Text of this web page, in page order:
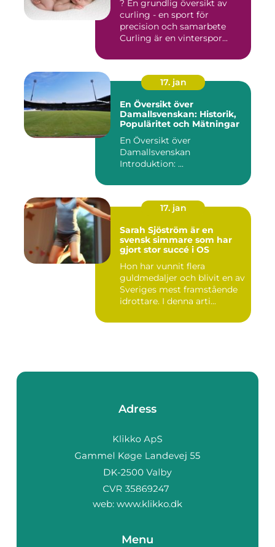
? En grundlig översikt av
curling - en sport för
precision och samarbete
Curling är en vinterspor...
17. jan
En Översikt över
Damallsvenskan: Historik,
Populäritet och Mätningar
En Översikt över
Damallsvenskan
Introduktion: ...
17. jan
Sarah Sjöström är en
svensk simmare som har
gjort stor succé i OS
Hon har vunnit flera
guldmedaljer och blivit en av
Sveriges mest framstående
idrottare. I denna arti...
Adress
web: www.klikko.dk
Menu